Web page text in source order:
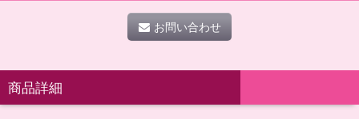
お問い合わせ
商品詳細